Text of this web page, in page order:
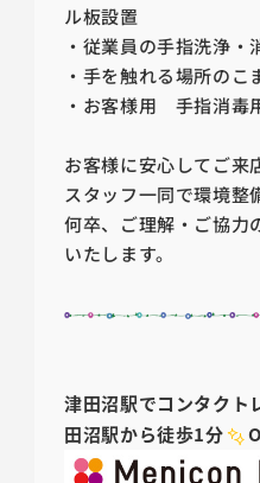
ル板設置
・従業員の手指洗浄・
・手を触れる場所のこ
・お客様用 手指消毒
お客様に安心してご来
スタッフ一同で環境整
何卒、ご理解・ご協力
いたします。
津田沼駅でコンタクト
田沼駅から徒歩1分